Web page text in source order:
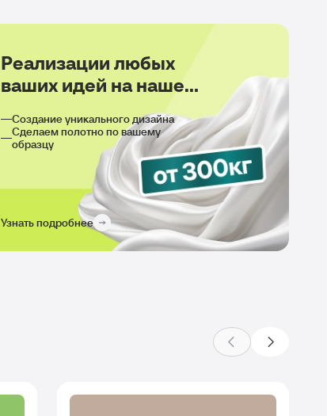
Реализации любых
ваших идей на нашем
Создание уникального дизайна
Сделаем полотно по вашему
образцу
Узнать подробнее